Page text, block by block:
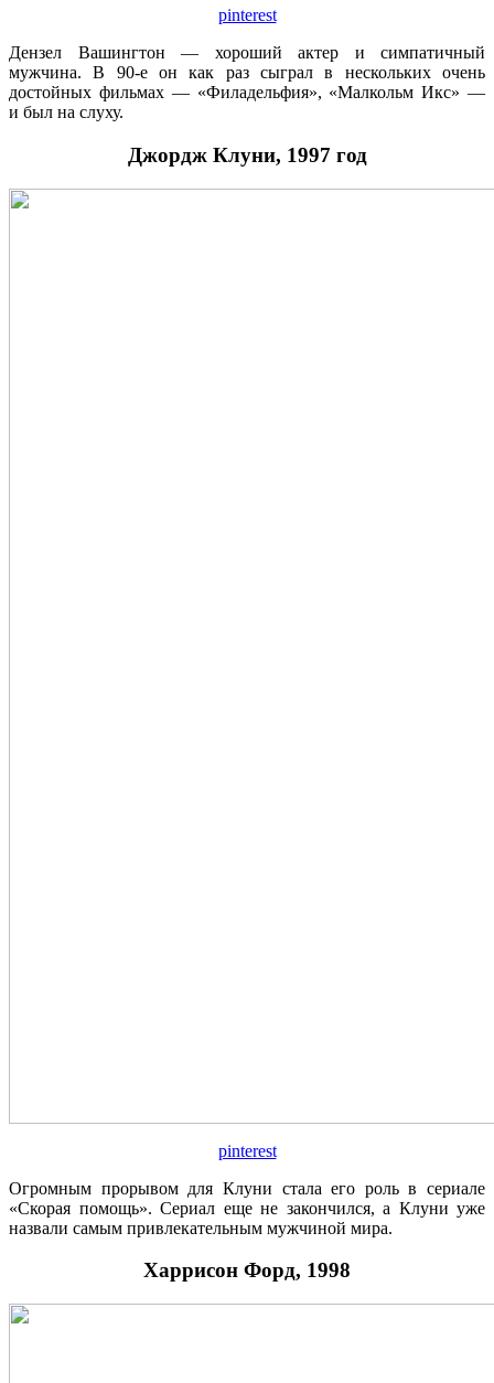
pinterest
Дензел Вашингтон — хороший актер и симпатичный
мужчина. В 90-е он как раз сыграл в нескольких очень
достойных фильмах — «Филадельфия», «Малкольм Икс» —
и был на слуху.
Джордж Клуни, 1997 год
pinterest
Огромным прорывом для Клуни стала его роль в сериале
«Скорая помощь». Сериал еще не закончился, а Клуни уже
назвали самым привлекательным мужчиной мира.
Харрисон Форд, 1998